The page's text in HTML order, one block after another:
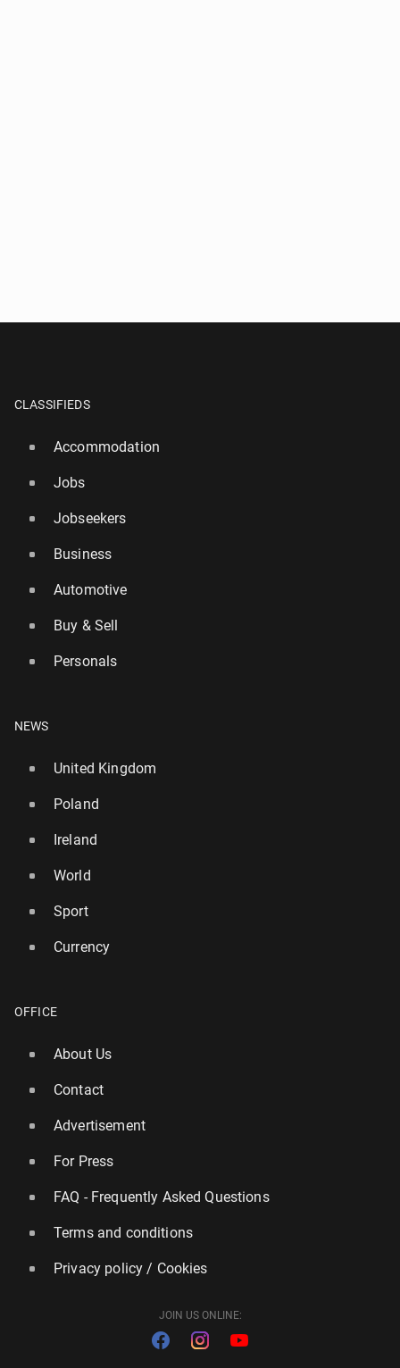
CLASSIFIEDS
Accommodation
Jobs
Jobseekers
Business
Automotive
Buy & Sell
Personals
NEWS
United Kingdom
Poland
Ireland
World
Sport
Currency
OFFICE
About Us
Contact
Advertisement
For Press
FAQ - Frequently Asked Questions
Terms and conditions
Privacy policy / Cookies
JOIN US ONLINE: